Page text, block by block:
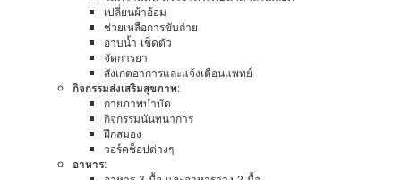
เปลี่ยนผ้าอ้อม
ช่วยเหลือการขับถ่าย
อาบน้ำ เช็ดตัว
จัดการยา
สังเกตอาการและแจ้งเตือนแพทย์
กิจกรรมส่งเสริมสุขภาพ:
กายภาพบำบัด
กิจกรรมนันทนาการ
ฝึกสมอง
วอร์คช็อปต่างๆ
อาหาร: